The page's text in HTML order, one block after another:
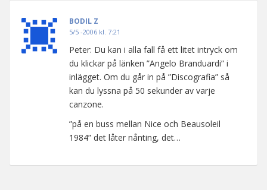
BODIL Z
5/5 -2006 kl. 7:21
Peter: Du kan i alla fall få ett litet intryck om
du klickar på länken ”Angelo Branduardi” i
inlägget. Om du går in på ”Discografia” så
kan du lyssna på 50 sekunder av varje
canzone.
”på en buss mellan Nice och Beausoleil
1984” det låter nånting, det…